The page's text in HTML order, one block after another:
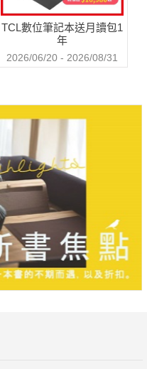
TCL數位筆記本送月讀包1
年
2026/06/20 - 2026/08/31